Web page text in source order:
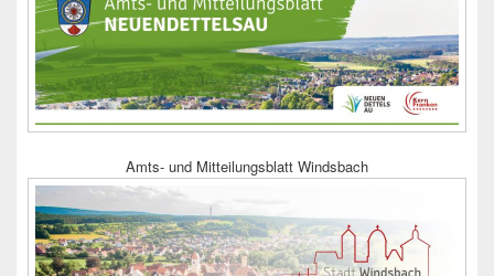
Amts- und Mitteilungsblatt Windsbach